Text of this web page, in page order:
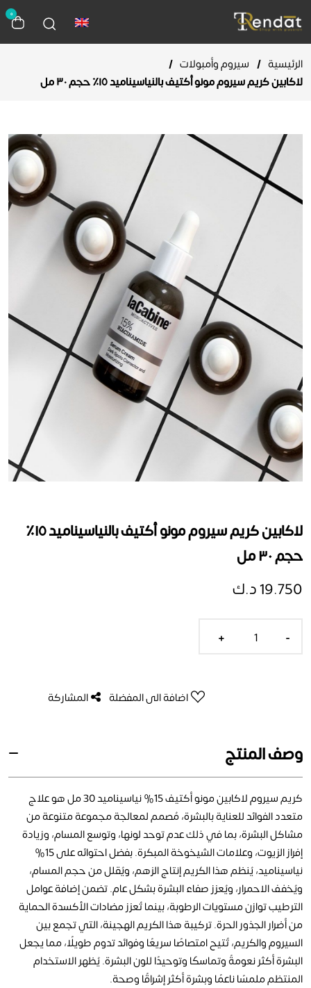
0
الرئيسية / سيروم وأمبولات /
لاكابين كريم سيروم مونو أكتيف بالنياسيناميد ١٥٪‏ حجم ٣٠ مل
لاكابين كريم سيروم مونو أكتيف بالنياسيناميد ١٥٪‏
حجم ٣٠ مل
19.750 د.ك
-
+
اضافة الى المفضلة المشاركة
وصف المنتج
كريم سيروم لاكابين مونو أكتيف 15% نياسيناميد 30 مل هو علاج
متعدد الفوائد للعناية بالبشرة، مُصمم لمعالجة مجموعة متنوعة من
مشاكل البشرة، بما في ذلك عدم توحد لونها، وتوسع المسام، وزيادة
إفراز الزيوت، وعلامات الشيخوخة المبكرة. بفضل احتوائه على 15%
نياسيناميد، يُنظم هذا الكريم إنتاج الزهم، ويُقلل من حجم المسام،
ويُخفف الاحمرار، ويُعزز صفاء البشرة بشكل عام. تضمن إضافة عوامل
الترطيب توازن مستويات الرطوبة، بينما تُعزز مضادات الأكسدة الحماية
من أضرار الجذور الحرة. تركيبة هذا الكريم الهجينة، التي تجمع بين
السيروم والكريم، تُتيح امتصاصًا سريعًا وفوائد تدوم طويلًا، مما يجعل
البشرة أكثر نعومةً وتماسكًا وتوحيدًا للون البشرة. يُظهر الاستخدام
المنتظم ملمسًا ناعمًا وبشرة أكثر إشراقًا وصحة.